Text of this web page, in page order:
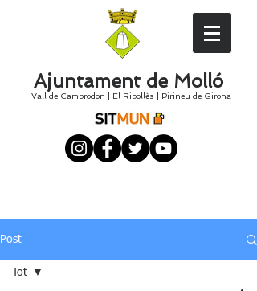
Ajuntament de Molló
Vall de Camprodon El Ripollès Pirineu de Girona
Post
Tot